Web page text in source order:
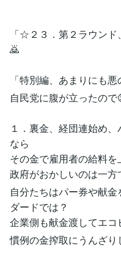
「☆２３．第２ラウン
🙇
「特別編、あまりにも
自民党に腹が立ったの
１．裏金、経団連始め
なら
その金で雇用者の給料を
政府がおかしいのは一
自分たちはパー券や献
ダードでは？
企業側も献金渡してエコ
慣例の金搾取にうんざり